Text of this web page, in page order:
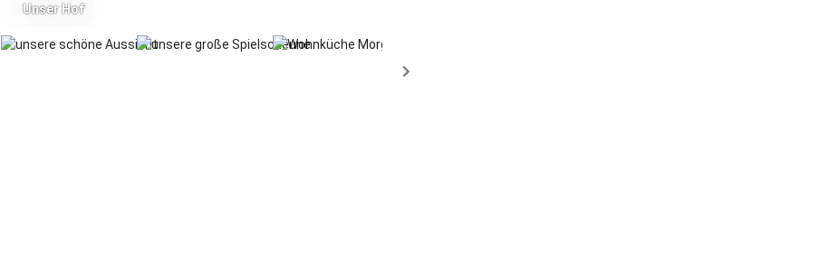
Unser Hof